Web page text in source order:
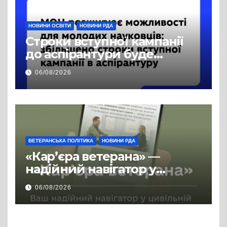
НОВИНИ ОСВІТИ НОВИНИ РДА
Строки вступної кампанії
до аспірантури буде
продовжено
06/08/2026
ВЕТЕРАНСЬКА ПОЛІТИКА НОВИНИ РДА
«Кар’єра ветерана» —
надійний навігатор у
цивільній професії
06/08/2026